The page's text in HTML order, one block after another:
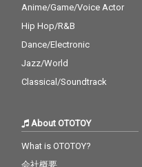
大樋ゆう大を迎えて制
作。 M-5「Woman“W
の悲劇”より」では、N
ONA REEVESの作品や
ライヴで長くタッグを
ィルのヴォーカル、真
スタリングは、バレア
鬼才Calmが担当。最高
Anime/Game/Voice Actor
Hip Hop/R&B
Dance/Electronic
Jazz/World
Classical/Soundtrack
About OTOTOY
What is OTOTOY?
会社概要